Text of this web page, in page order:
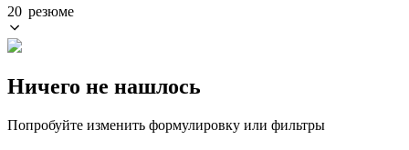
20 резюме
Ничего не нашлось
Попробуйте изменить формулировку или фильтры